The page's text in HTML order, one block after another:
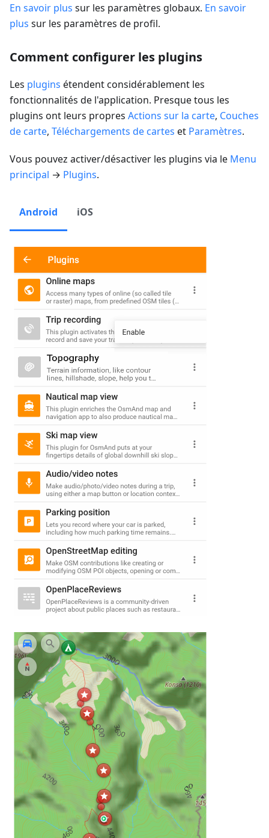
En savoir plus sur les paramètres globaux. En savoir
plus sur les paramètres de profil.
Comment configurer les plugins
Les plugins étendent considérablement les
fonctionnalités de l'application. Presque tous les
plugins ont leurs propres Actions sur la carte, Couches
de carte, Téléchargements de cartes et Paramètres.
Vous pouvez activer/désactiver les plugins via le Menu
principal → Plugins.
Android iOS